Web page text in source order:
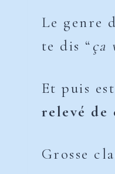
Le genre
te dis “ ça
Et puis
relevé de
Grosse